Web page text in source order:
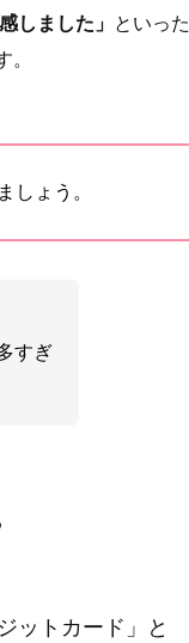
しました」 といった
しょう。
すぎ
ットカード」と